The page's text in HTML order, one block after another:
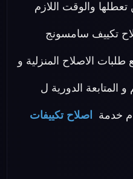
تعطلها والوقت اللازم
تكييف سامسونج
الاصلاح المنزلية و
و المتابعة الدورية ل
خدمة اصلاح تكييفات